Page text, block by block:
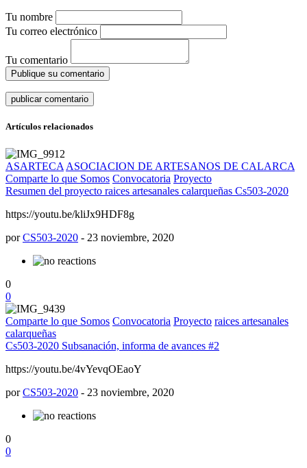
Tu nombre
Tu correo electrónico
Tu comentario
Publique su comentario
Artículos relacionados
ASARTECA ASOCIACION DE ARTESANOS DE CALARCA
Comparte lo que Somos Convocatoria Proyecto
Resumen del proyecto raices artesanales calarqueñas Cs503-2020
https://youtu.be/kliJx9HDF8g
porCS503-2020 - 23 noviembre, 2020
0
0
Comparte lo que Somos Convocatoria Proyecto raices artesanales
calarqueñas
Cs503-2020 Subsanación, informa de avances #2
https://youtu.be/4vYevqOEaoY
porCS503-2020 - 23 noviembre, 2020
0
0